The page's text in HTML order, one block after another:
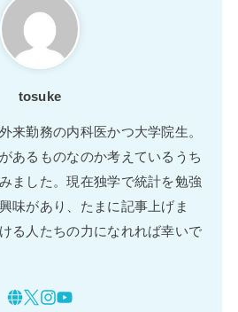
tosuke
来勤務の内科医かつ大学院生。
あるものなのか考えているうち
ました。現在独学で統計を勉強
味があり、たまに記事上げま
る人たちの力になれれば幸いで